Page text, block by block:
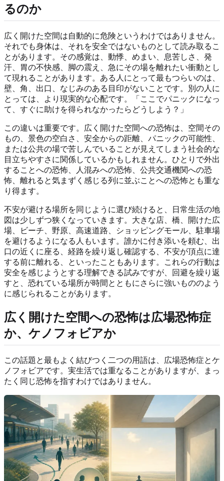
るのか
広く開けた空間は自動的に危険というわけではありません。
それでも身体は、それを安全ではないものとして読み取るこ
とがあります。その感覚は、動悸、めまい、息苦しさ、発
汗、胃の不快感、脚の震え、急にその場を離れたい衝動とし
て現れることがあります。ある人にとって最もつらいのは、
壁、角、出口、なじみのある目印がないことです。別の人に
とっては、より現実的な心配です。「ここでパニックになっ
て、すぐに助けを得られなかったらどうしよう？」
この違いは重要です。広く開けた空間への恐怖は、空間その
もの、景色の空白さ、安全からの距離、パニックの可能性、
または公共の場で苦しんでいることが見えてしまう社会的な
目立ちやすさに関係しているかもしれません。ひとりで外出
することへの恐怖、人混みへの恐怖、公共交通機関への恐
怖、離れると気まずく感じる列に並ぶことへの恐怖とも重な
り得ます。
不安が避ける場所を同じように選び続けると、日常生活の地
図は少しずつ狭くなっていきます。大きな店、橋、開けた広
場、ビーチ、野原、高速道路、ショッピングモール、駐車場
を避けるようになる人もいます。誰かに付き添いを頼む、出
口の近くに座る、経路を繰り返し確認する、不安が頂点に達
する前に離れる、といったこともあります。これらの行動は
安全を感じようとする理解できる試みですが、回避を繰り返
すと、恐れている場所が時間とともにさらに強いもののよう
に感じられることがあります。
広く開けた空間への恐怖は広場恐怖症
か、ケノフォビアか
この話題と最もよく結びつく二つの用語は、広場恐怖症とケ
ノフォビアです。実生活では重なることがありますが、まっ
たく同じ恐怖を指すわけではありません。